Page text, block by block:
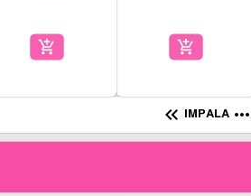
add_shopping_cart
add_shopping_cart
more_horiz
keyboard_double_arrow_left